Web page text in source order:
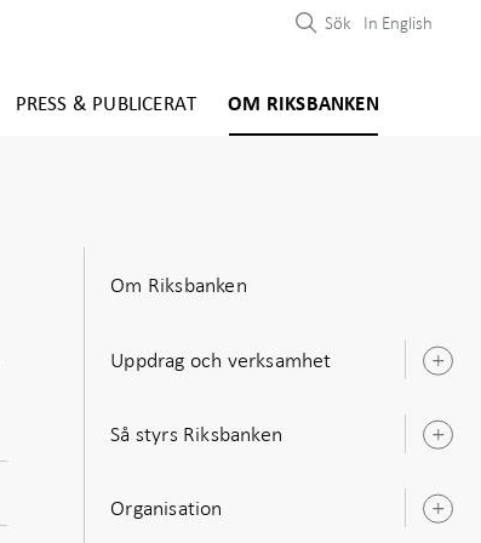
PRESS & PUBLICERAT OM RIKSBANKEN
Sök In English
Om Riksbanken
Uppdrag och verksamhet
Så styrs Riksbanken
Organisation